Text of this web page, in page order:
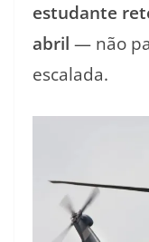
estudante
abril — não
escalada.